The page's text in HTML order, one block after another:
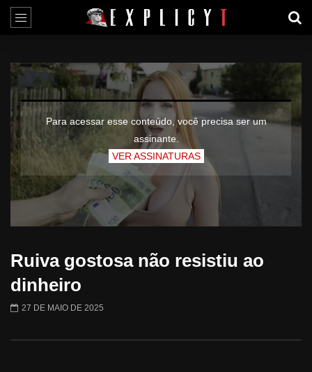
Para acessar esse conteúdo, você precisa ser um
assinante.
VER ASSINATURAS
Ruiva gostosa não resistiu ao
dinheiro
27 DE MAIO DE 2025